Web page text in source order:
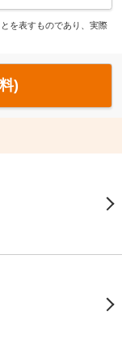
を表すものであり、実際
)